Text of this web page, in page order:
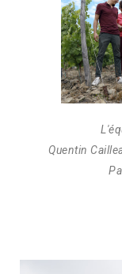
L'équipe
Quentin